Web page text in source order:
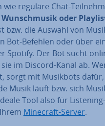
reguläre Chat-
Wunsch­mu­sik oder
bzw. die Auswahl von
Bot-Befehlen oder über
Spotify. Der Bot sucht
im Discord-Kanal ab.
sorgt mit Musikbots
Musik läuft bzw. sich
Tool also für
Minecraft-Server.